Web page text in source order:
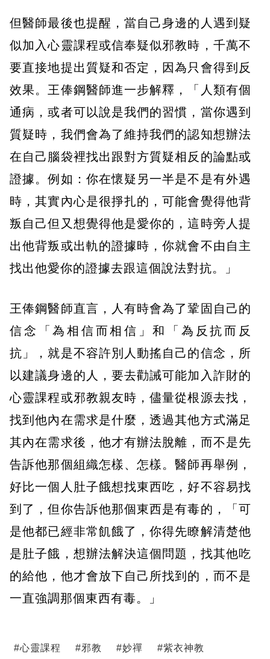
但醫師最後也提醒，當自己身邊的人遇到疑
似加入心靈課程或信奉疑似邪教時，千萬不
要直接地提出質疑和否定，因為只會得到反
效果。王俸鋼醫師進一步解釋，「人類有個
通病，或者可以說是我們的習慣，當你遇到
質疑時，我們會為了維持我們的認知想辦法
在自己腦袋裡找出跟對方質疑相反的論點或
證據。例如：你在懷疑另一半是不是有外遇
時，其實內心是很掙扎的，可能會覺得他背
叛自己但又想覺得他是愛你的，這時旁人提
出他背叛或出軌的證據時，你就會不由自主
找出他愛你的證據去跟這個說法對抗。」
王俸鋼醫師直言，人有時會為了鞏固自己的
信念「為相信而相信」和「為反抗而反
抗」，就是不容許別人動搖自己的信念，所
以建議身邊的人，要去勸誡可能加入詐財的
心靈課程或邪教親友時，儘量從根源去找，
找到他內在需求是什麼，透過其他方式滿足
其內在需求後，他才有辦法脫離，而不是先
告訴他那個組織怎樣、怎樣。醫師再舉例，
好比一個人肚子餓想找東西吃，好不容易找
到了，但你告訴他那個東西是有毒的，「可
是他都已經非常飢餓了，你得先瞭解清楚他
是肚子餓，想辦法解決這個問題，找其他吃
的給他，他才會放下自己所找到的，而不是
一直強調那個東西有毒。」
#心靈課程 #邪教 #妙禪 #紫衣神教